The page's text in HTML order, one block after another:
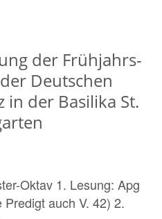
der Frühjahrs-
Deutschen
in der Basilika St.
Oktav 1. Lesung: Apg
auch V. 42) 2.